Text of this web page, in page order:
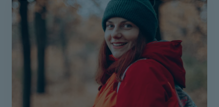
Hoitotasapaino
löytyi
Diabetes
sopeutumisvalmennuksesta